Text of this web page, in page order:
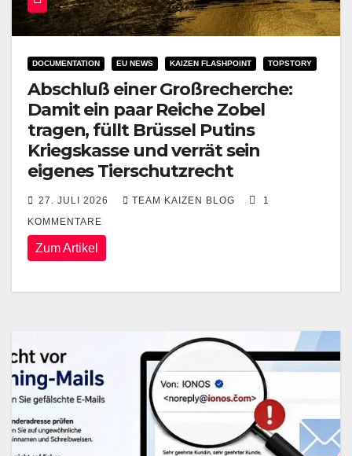
DOCUMENTATION EU NEWS KAIZEN FLASHPOINT TOPSTORY
Abschluß einer Großrecherche:
Damit ein paar Reiche Zobel
tragen, füllt Brüssel Putins
Kriegskasse und verrät sein
eigenes Tierschutzrecht
27. JULI 2026 TEAM KAIZEN BLOG
1
KOMMENTARE
Zum Artikel